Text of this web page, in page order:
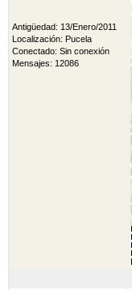
Antigüedad: 13/Enero/2011
Localización: Pucela
Conectado: Sin conexión
Mensajes: 12086